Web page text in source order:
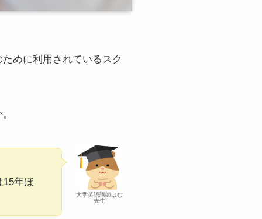
めに利用されているスク
大学英語講師はむ
先生
15年ほ